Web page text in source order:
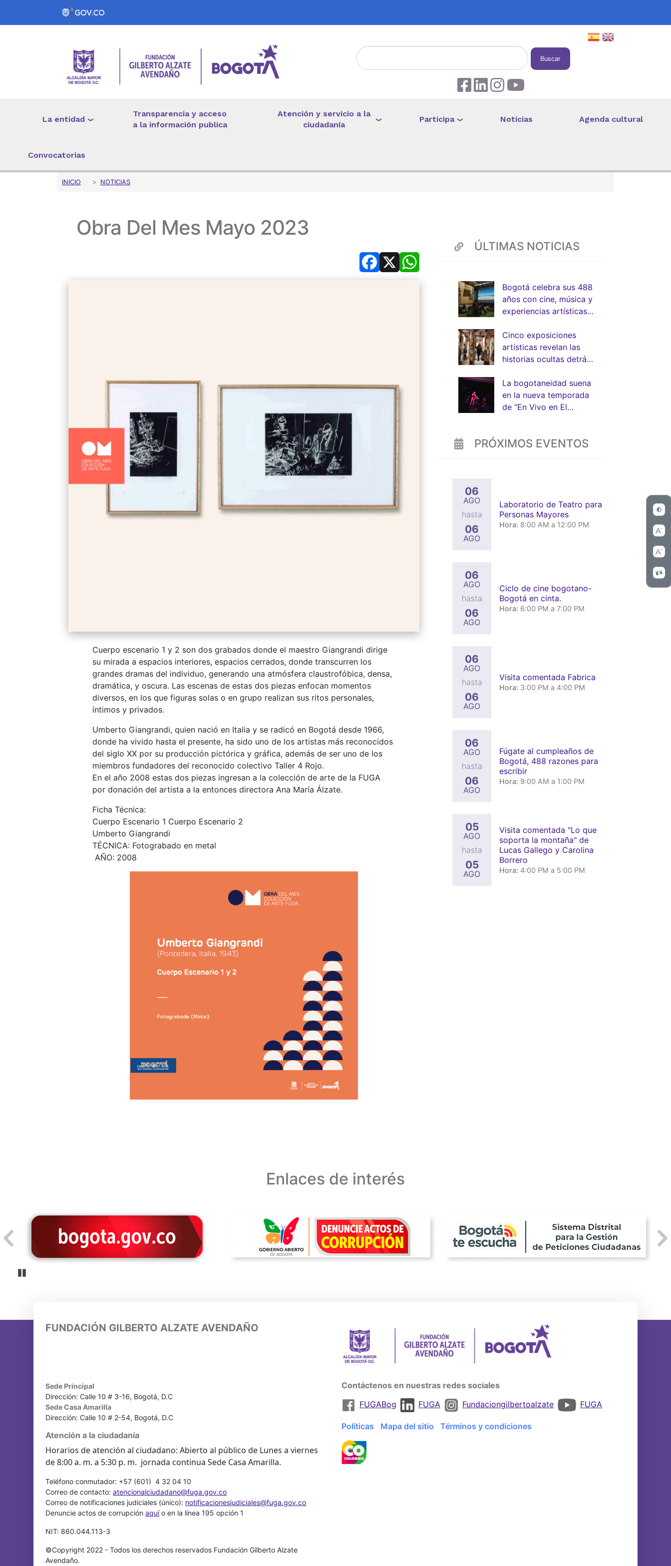
Pasar al contenido principal
Buscar
La entidad
Transparencia y acceso
a la información publica
Atención y servicio a la
ciudadanía
Participa Noticias Agenda cultural
Convocatorias
Sobrescribir enlaces de ayuda a la navegación
INICIO NOTICIAS
Obra Del Mes Mayo 2023
Facebook
X
Cuerpo escenario 1 y 2 son dos grabados donde el maestro Giangrandi dirige
su mirada a espacios interiores, espacios cerrados, donde transcurren los
grandes dramas del individuo, generando una atmósfera claustrofóbica, densa,
dramática, y oscura. Las escenas de estas dos piezas enfocan momentos
diversos, en los que figuras solas o en grupo realizan sus ritos personales,
íntimos y privados.
Umberto Giangrandi, quien nació en Italia y se radicó en Bogotá desde 1966,
donde ha vivido hasta el presente, ha sido uno de los artistas más reconocidos
del siglo XX por su producción pictórica y gráfica, además de ser uno de los
miembros fundadores del reconocido colectivo Taller 4 Rojo.
En el año 2008 estas dos piezas ingresan a la colección de arte de la FUGA
por donación del artista a la entonces directora Ana María Álzate.
Ficha Técnica:
Cuerpo Escenario 1 Cuerpo Escenario 2
Umberto Giangrandi
TÉCNICA: Fotograbado en metal
AÑO: 2008
ÚLTIMAS NOTICIAS
Bogotá celebra sus 488
años con cine, música y
experiencias artísticas
Cinco exposiciones
artísticas revelan las
historias ocultas detrás
Bogotá
La bogotaneidad suena
en la nueva temporada
de “En Vivo en El
PRÓXIMOS EVENTOS
06
AGO
hasta
06
AGO
Laboratorio de Teatro para
Personas Mayores
Hora: 8:00 AM a 12:00 PM
06
AGO
hasta
06
AGO
Ciclo de cine bogotano-
Bogotá en cinta.
Hora: 6:00 PM a 7:00 PM
06
AGO
hasta
06
AGO
Visita comentada Fabrica
Hora: 3:00 PM a 4:00 PM
06
AGO
hasta
06
AGO
Fúgate al cumpleaños de
Bogotá, 488 razones para
escribir
Hora: 9:00 AM a 1:00 PM
05
AGO
hasta
05
AGO
Visita comentada "Lo que
soporta la montaña" de
Lucas Gallego y Carolina
Borrero
Hora: 4:00 PM a 5:00 PM
Enlaces de interés
FUNDACIÓN GILBERTO ALZATE AVENDAÑO
Sede Principal
Dirección: Calle 10 # 3-16, Bogotá, D.C
Sede Casa Amarilla
Dirección: Calle 10 # 2-54, Bogotá, D.C
Atención a la ciudadanía
Horarios de atención al ciudadano: Abierto al público de Lunes a viernes
de 8:00 a. m. a 5:30 p. m. jornada continua Sede Casa Amarilla.
Teléfono conmutador: +57 (601) 4 32 04 10
Correo de contacto:atencionalciudadano@fuga.gov.co
Correo de notificaciones judiciales (único): notificacionesjudiciales@fuga.gov.co
Denuncie actos de corrupciónaquío en la línea 195 opción 1
NIT: 860.044.113-3
©Copyright 2022 - Todos los derechos reservados Fundación Gilberto Alzate
Avendaño.
Contáctenos en nuestras redes sociales
FUGABog
FUGA Fundaciongilbertoalzate FUGA
Políticas Mapa del sitio Términos y condiciones